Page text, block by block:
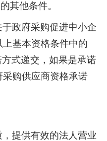
其他条件。
政府采购促进中小企
基本资格条件中的
式递交，如果是承诺
购供应商资格承诺
提供有效的法人营业